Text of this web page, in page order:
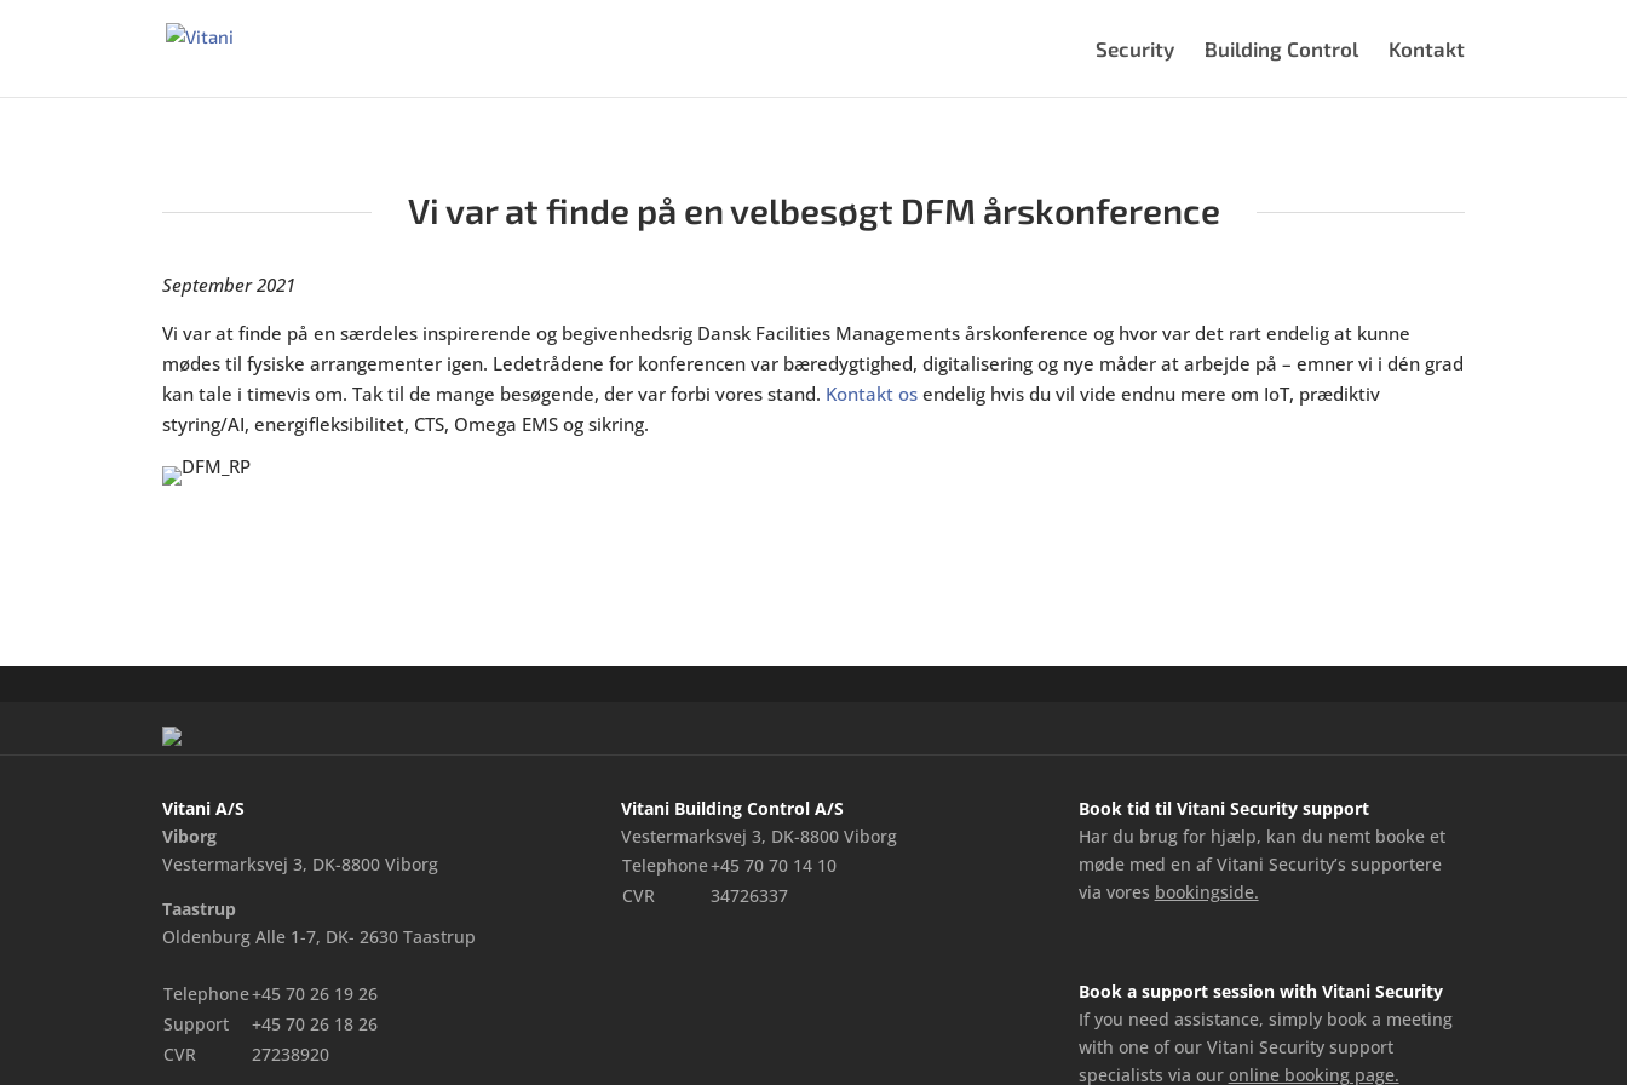
Security Building Control Kontakt
Vi var at finde på en velbesøgt DFM årskonference
September 2021
Vi var at finde på en særdeles inspirerende og begivenhedsrig Dansk Facilities Managements årskonference og hvor var det rart endelig at kunne
mødes til fysiske arrangementer igen. Ledetrådene for konferencen var bæredygtighed, digitalisering og nye måder at arbejde på – emner vi i dén grad
kan tale i timevis om. Tak til de mange besøgende, der var forbi vores stand. Kontakt os endelig hvis du vil vide endnu mere om IoT, prædiktiv
styring/AI, energifleksibilitet, CTS, Omega EMS og sikring.
Vitani A/S
Viborg
Vestermarksvej 3, DK-8800 Viborg
Taastrup
Oldenburg Alle 1-7, DK- 2630 Taastrup
Telephone+45 70 26 19 26
Support
+45 70 26 18 26
CVR
27238920
Vitani Building Control A/S
Vestermarksvej 3, DK-8800 Viborg
Telephone+45 70 70 14 10
CVR
34726337
Book tid til Vitani Security support
Har du brug for hjælp, kan du nemt booke et
møde med en af Vitani Security’s supportere
via vores bookingside.
Book a support session with Vitani Security
If you need assistance, simply book a meeting
with one of our Vitani Security support
specialists via our online booking page.